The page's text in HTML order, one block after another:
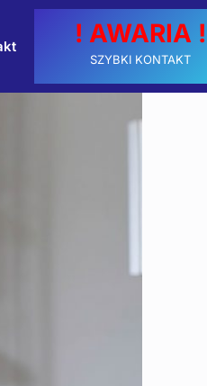
! AWARIA !
SZYBKI KONTAKT